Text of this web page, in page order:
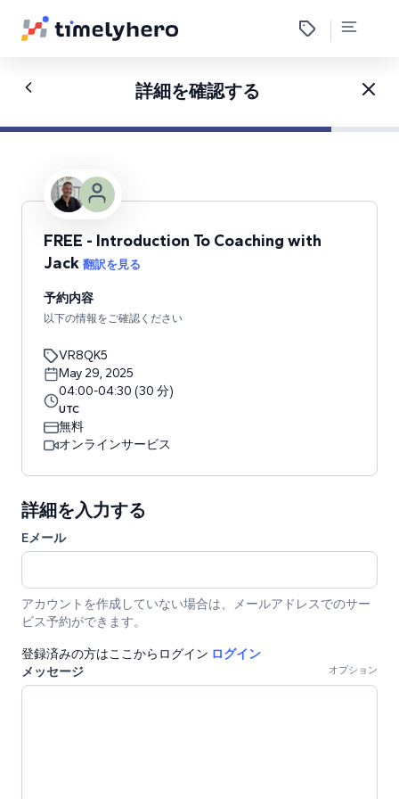
詳細を確認する
FREE - Introduction To Coaching with
Jack 翻訳を見る
予約内容
以下の情報をご確認ください
VR8QK5
May 29, 2025
04:00-04:30 (30 分)
UTC
無料
オンラインサービス
詳細を入力する
Eメール
アカウントを作成していない場合は、メールアドレスでのサー
ビス予約ができます。
登録済みの方はここからログイン ログイン
メッセージ
オプション